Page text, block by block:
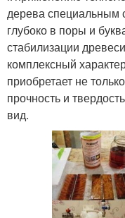
дерева специальным
глубоко в поры и
стабилизации
комплексный
приобретает не
прочность и
вид.